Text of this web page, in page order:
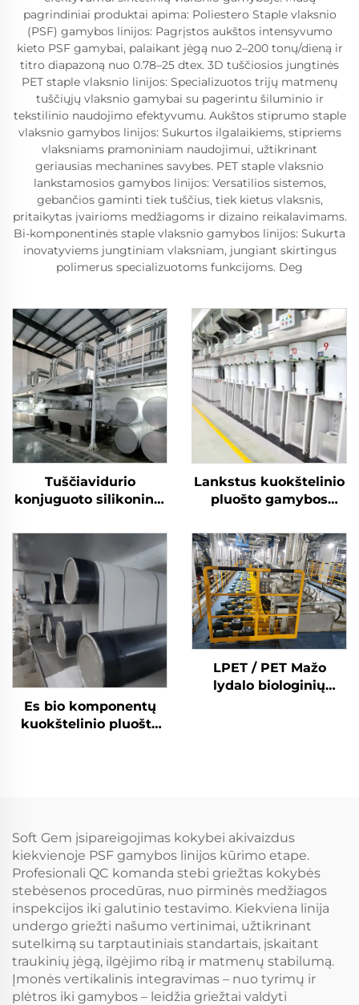
pagrindiniai produktai apima: Poliestero Staple vlaksnio
(PSF) gamybos linijos: Pagrįstos aukštos intensyvumo
kieto PSF gamybai, palaikant jėgą nuo 2–200 tonų/dieną ir
titro diapazoną nuo 0.78–25 dtex. 3D tuščiosios jungtinės
PET staple vlaksnio linijos: Specializuotos trijų matmenų
tuščiųjų vlaksnio gamybai su pagerintu šiluminio ir
tekstilinio naudojimo efektyvumu. Aukštos stiprumo staple
vlaksnio gamybos linijos: Sukurtos ilgalaikiems, stipriems
vlaksniams pramoniniam naudojimui, užtikrinant
geriausias mechanines savybes. PET staple vlaksnio
lankstamosios gamybos linijos: Versatilios sistemos,
gebančios gaminti tiek tuščius, tiek kietus vlaksnis,
pritaikytas įvairioms medžiagoms ir dizaino reikalavimams.
Bi-komponentinės staple vlaksnio gamybos linijos: Sukurta
inovatyviems jungtiniam vlaksniam, jungiant skirtingus
polimerus specializuotoms funkcijoms. Deg
Tuščiavidurio
konjuguoto silikoninio
kuokštelinio pluošto
Lankstus kuokštelinio
pluošto gamybos
gamina ir tuščiavidurį,
ir kietą pluoštą
Es bio komponentų
kuokštelinio pluošto
LPET / PET Mažo
lydalo biologinių
Soft Gem įsipareigojimas kokybei akivaizdus
kiekvienoje PSF gamybos linijos kūrimo etape.
Profesionali QC komanda stebi griežtas kokybės
stebėsenos procedūras, nuo pirminės medžiagos
inspekcijos iki galutinio testavimo. Kiekviena linija
undergo griežti našumo vertinimai, užtikrinant
sutelkimą su tarptautiniais standartais, įskaitant
traukinių jėgą, ilgėjimo ribą ir matmenų stabilumą.
Įmonės vertikalinis integravimas – nuo tyrimų ir
plėtros iki gamybos – leidžia griežtai valdyti